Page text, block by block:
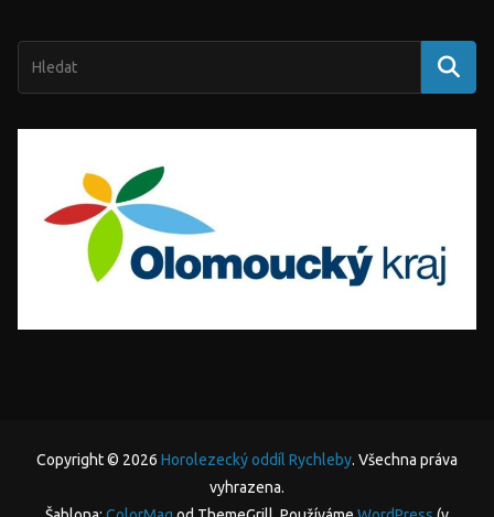
Copyright © 2026 Horolezecký oddíl Rychleby. Všechna práva
vyhrazena.